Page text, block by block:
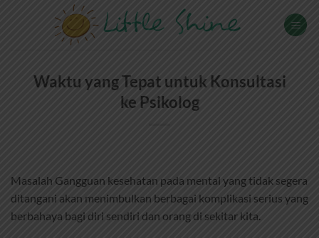
Waktu yang Tepat untuk Konsultasi
ke Psikolog
Masalah Gangguan kesehatan pada mental yang tidak segera
ditangani akan menimbulkan berbagai komplikasi serius yang
berbahaya bagi diri sendiri dan orang di sekitar kita.